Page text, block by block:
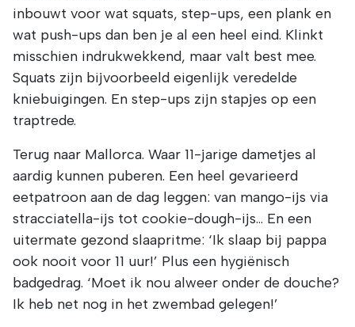
inbouwt voor wat squats, step-ups, een plank en
wat push-ups dan ben je al een heel eind. Klinkt
misschien indrukwekkend, maar valt best mee.
Squats zijn bijvoorbeeld eigenlijk veredelde
kniebuigingen. En step-ups zijn stapjes op een
traptrede.
Terug naar Mallorca. Waar 11-jarige dametjes al
aardig kunnen puberen. Een heel gevarieerd
eetpatroon aan de dag leggen: van mango-ijs via
stracciatella-ijs tot cookie-dough-ijs… En een
uitermate gezond slaapritme: ‘Ik slaap bij pappa
ook nooit voor 11 uur!’ Plus een hygiënisch
badgedrag. ‘Moet ik nou alweer onder de douche?
Ik heb net nog in het zwembad gelegen!’